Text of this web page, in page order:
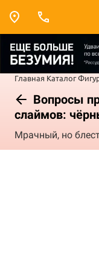
Главная Каталог
Вопросы
слаймов:
Мрачный, но